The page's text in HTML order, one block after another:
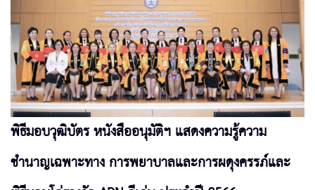
พิธีมอบวุฒิบัตร หนังสืออนุมัติฯ แสดงความรู้ความ
ชำนาญเฉพาะทาง การพยาบาลและการผดุงครรภ์และ